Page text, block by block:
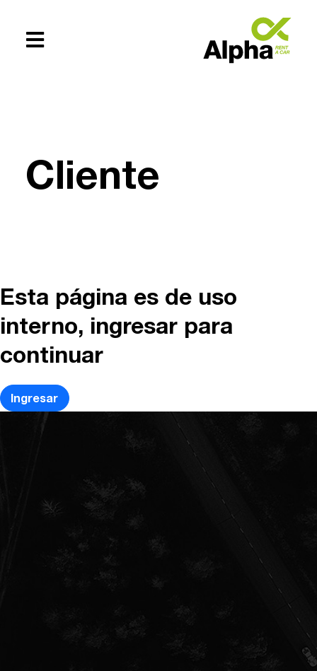
Cliente
Esta página es de uso
interno, ingresar para
continuar
Ingresar
154619083